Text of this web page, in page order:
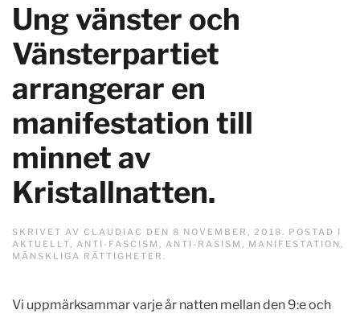
Ung vänster och
Vänsterpartiet
arrangerar en
manifestation till
minnet av
Kristallnatten.
SKRIVET AV CLAUDIAC DEN 8 NOVEMBER, 2018 . POSTAD I
AKTUELLT, ANTI-FASCISM , ANTI-RASISM , MANIFESTATION ,
MÄNSKLIGA RÄTTIGHETER .
Vi uppmärksammar varje år natten mellan den 9:e och